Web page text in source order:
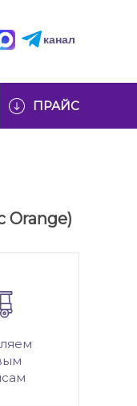
канал
ПРАЙС
Orange)